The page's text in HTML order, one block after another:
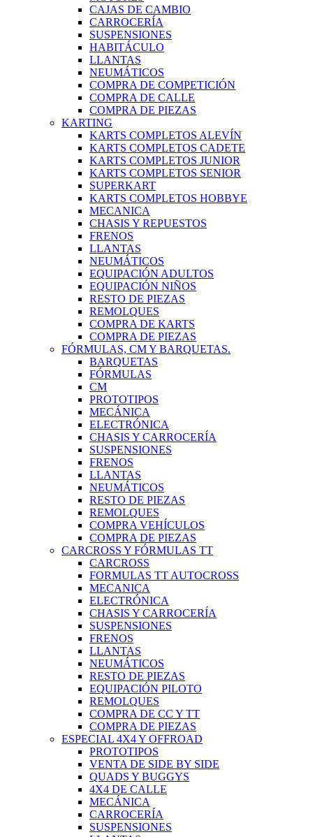
CAJAS DE CAMBIO
CARROCERÍA
SUSPENSIONES
HABITÁCULO
LLANTAS
NEUMÁTICOS
COMPRA DE COMPETICIÓN
COMPRA DE CALLE
COMPRA DE PIEZAS
KARTING
KARTS COMPLETOS ALEVÍN
KARTS COMPLETOS CADETE
KARTS COMPLETOS JUNIOR
KARTS COMPLETOS SENIOR
SUPERKART
KARTS COMPLETOS HOBBYE
MECANICA
CHASIS Y REPUESTOS
FRENOS
LLANTAS
NEUMÁTICOS
EQUIPACIÓN ADULTOS
EQUIPACIÓN NIÑOS
RESTO DE PIEZAS
REMOLQUES
COMPRA DE KARTS
COMPRA DE PIEZAS
FÓRMULAS, CM Y BARQUETAS.
BARQUETAS
FÓRMULAS
CM
PROTOTIPOS
MECÁNICA
ELECTRÓNICA
CHASIS Y CARROCERÍA
SUSPENSIONES
FRENOS
LLANTAS
NEUMÁTICOS
RESTO DE PIEZAS
REMOLQUES
COMPRA VEHÍCULOS
COMPRA DE PIEZAS
CARCROSS Y FÓRMULAS TT
CARCROSS
FORMULAS TT AUTOCROSS
MECANICA
ELECTRÓNICA
CHASIS Y CARROCERÍA
SUSPENSIONES
FRENOS
LLANTAS
NEUMÁTICOS
RESTO DE PIEZAS
EQUIPACIÓN PILOTO
REMOLQUES
COMPRA DE CC Y TT
COMPRA DE PIEZAS
ESPECIAL 4X4 Y OFFROAD
PROTOTIPOS
VENTA DE SIDE BY SIDE
QUADS Y BUGGYS
4X4 DE CALLE
MECÁNICA
CARROCERÍA
SUSPENSIONES